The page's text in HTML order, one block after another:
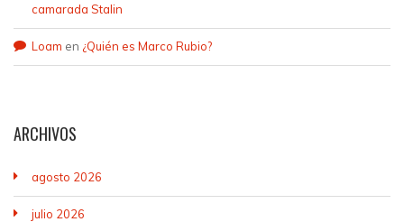
camarada Stalin
Loam en ¿Quién es Marco Rubio?
ARCHIVOS
agosto 2026
julio 2026